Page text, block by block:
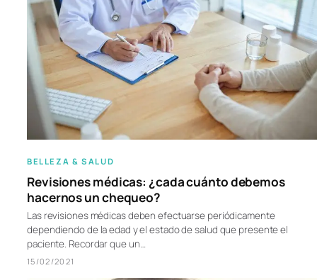
BELLEZA & SALUD
Revisiones médicas: ¿cada cuánto debemos
hacernos un chequeo?
Las revisiones médicas deben efectuarse periódicamente
dependiendo de la edad y el estado de salud que presente el
paciente. Recordar que un…
15/02/2021